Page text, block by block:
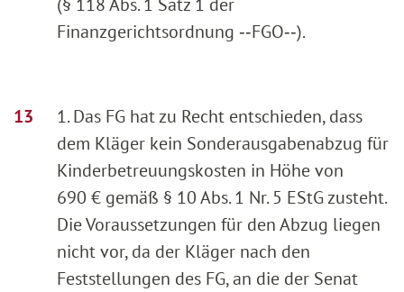
Finanzgerichtsordnung ‑‑FGO‑‑).
1. Das FG hat zu Recht entschieden, dass
dem Kläger kein Sonderausgabenabzug für
Kinderbetreuungskosten in Höhe von
690 € gemäß § 10 Abs. 1 Nr. 5 EStG zusteht.
Die Voraussetzungen für den Abzug liegen
nicht vor, da der Kläger nach den
Feststellungen des FG, an die der Senat